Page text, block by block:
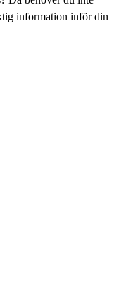
information inför din